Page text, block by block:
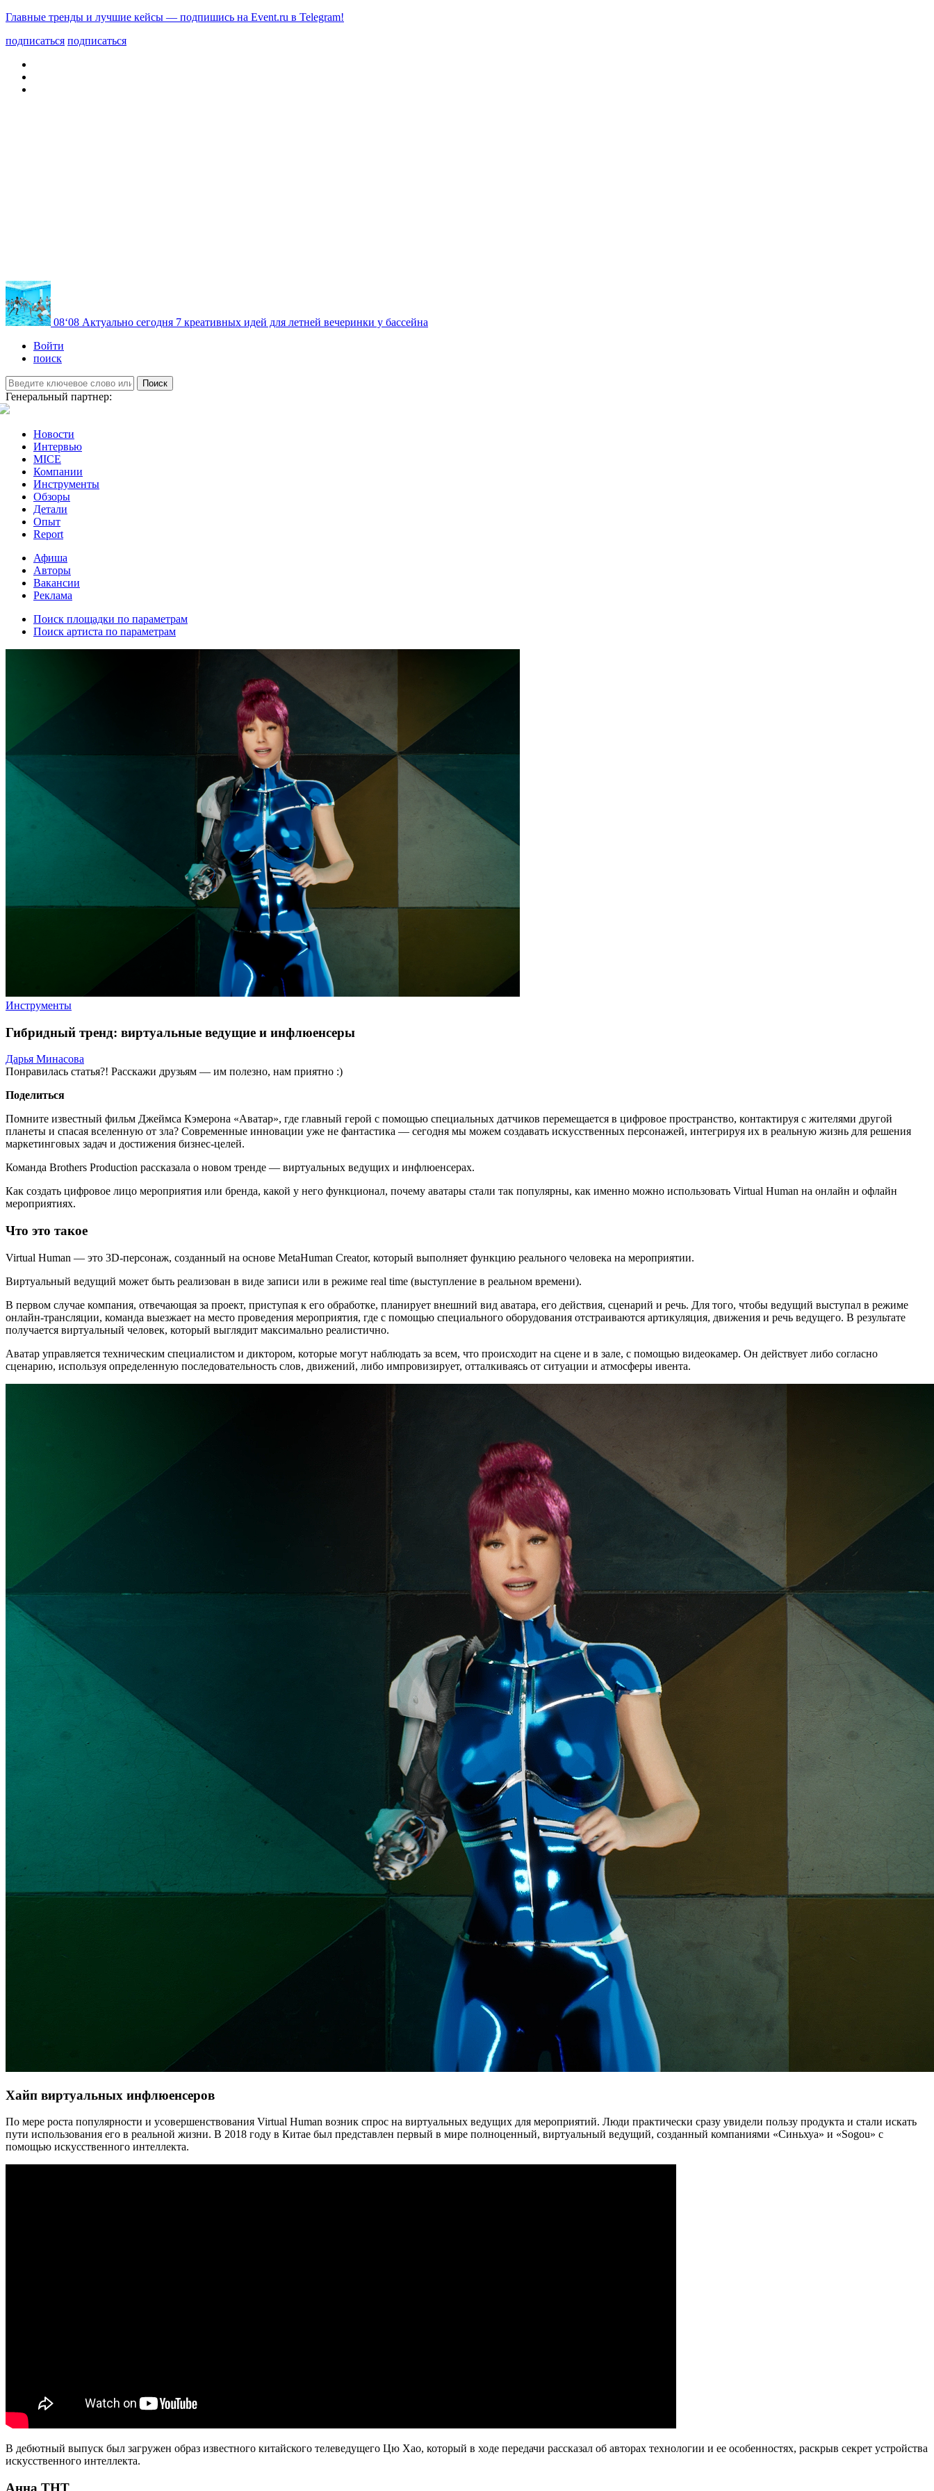
Главные тренды и лучшие кейсы — подпишись на Event.ru в Telegram!
подписаться подписаться
08‘08 Актуально сегодня 7 креативных идей для летней вечеринки у бассейна
Войти
поиск
Поиск
Генеральный партнер:
Новости
Интервью
MICE
Компании
Инструменты
Обзоры
Детали
Опыт
Report
Афиша
Авторы
Вакансии
Реклама
Поиск площадки по параметрам
Поиск артиста по параметрам
Инструменты
Гибридный тренд: виртуальные ведущие и инфлюенсеры
Дарья Минасова
Понравилась статья?! Расскажи друзьям — им полезно, нам приятно :)
Поделиться
Помните известный фильм Джеймса Кэмерона «Аватар», где главный герой с помощью специальных датчиков перемещается в цифровое пространство, контактируя с жителями другой
планеты и спасая вселенную от зла? Современные инновации уже не фантастика — сегодня мы можем создавать искусственных персонажей, интегрируя их в реальную жизнь для решения
маркетинговых задач и достижения бизнес-целей.
Команда Brothers Production рассказала о новом тренде — виртуальных ведущих и инфлюенсерах.
Как создать цифровое лицо мероприятия или бренда, какой у него функционал, почему аватары стали так популярны, как именно можно использовать Virtual Human на онлайн и офлайн
мероприятиях.
Что это такое
Virtual Human — это 3D-персонаж, созданный на основе MetaHuman Creator, который выполняет функцию реального человека на мероприятии.
Виртуальный ведущий может быть реализован в виде записи или в режиме real time (выступление в реальном времени).
В первом случае компания, отвечающая за проект, приступая к его обработке, планирует внешний вид аватара, его действия, сценарий и речь. Для того, чтобы ведущий выступал в режиме
онлайн-трансляции, команда выезжает на место проведения мероприятия, где с помощью специального оборудования отстраиваются артикуляция, движения и речь ведущего. В результате
получается виртуальный человек, который выглядит максимально реалистично.
Аватар управляется техническим специалистом и диктором, которые могут наблюдать за всем, что происходит на сцене и в зале, с помощью видеокамер. Он действует либо согласно
сценарию, используя определенную последовательность слов, движений, либо импровизирует, отталкиваясь от ситуации и атмосферы ивента.
Хайп виртуальных инфлюенсеров
По мере роста популярности и усовершенствования Virtual Human возник спрос на виртуальных ведущих для мероприятий. Люди практически сразу увидели пользу продукта и стали искать
пути использования его в реальной жизни. В 2018 году в Китае был представлен первый в мире полноценный, виртуальный ведущий, созданный компаниями «Синьхуа» и «Sogou» с
помощью искусственного интеллекта.
В дебютный выпуск был загружен образ известного китайского телеведущего Цю Хао, который в ходе передачи рассказал об авторах технологии и ее особенностях, раскрыв секрет устройства
искусственного интеллекта.
Анна ТНТ